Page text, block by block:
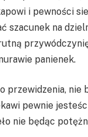
i pewności
szacunek na
panienek.
przewidzenia, nie
pewnie
nie będąc